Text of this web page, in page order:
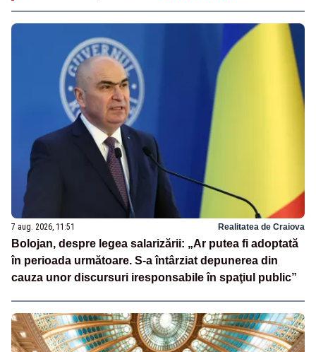
7 aug. 2026, 11:51 Realitatea de Craiova
Bolojan, despre legea salarizării: „Ar putea fi adoptată
în perioada următoare. S-a întârziat depunerea din
cauza unor discursuri iresponsabile în spaţiul public”